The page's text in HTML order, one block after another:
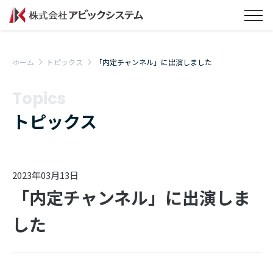
ホーム トピックス 「内定チャンネル」に出演しました
Topics
トピックス
2023年03月13日
「内定チャンネル」に出演しま
した